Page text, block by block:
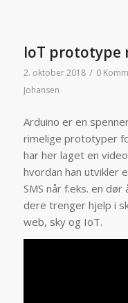
IoT prototype
2. oktober 2018 / 0
Johansen
Arduino er en
rimelige prototyper
har her laget en
hvordan han utvikler
SMS når f.eks. en
dere trenger hjelp i
web, sky og IoT.